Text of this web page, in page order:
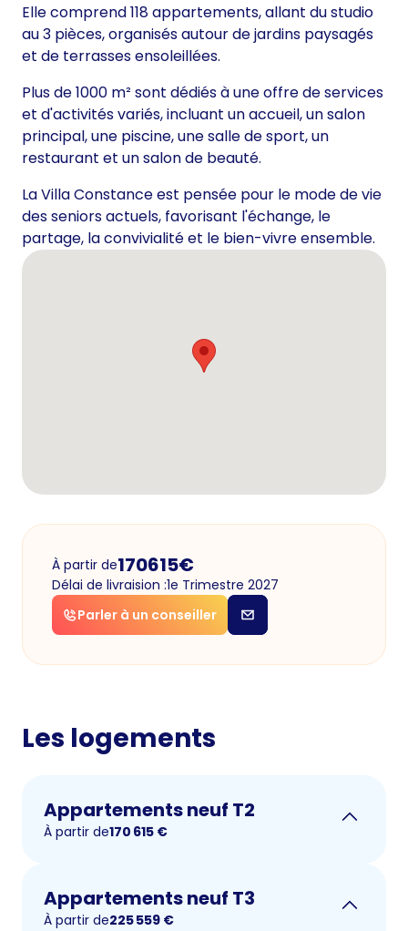
Elle comprend 118 appartements, allant du studio
au 3 pièces, organisés autour de jardins paysagés
et de terrasses ensoleillées.
Plus de 1000 m² sont dédiés à une offre de services
et d'activités variés, incluant un accueil, un salon
principal, une piscine, une salle de sport, un
restaurant et un salon de beauté.
La Villa Constance est pensée pour le mode de vie
des seniors actuels, favorisant l'échange, le
partage, la convivialité et le bien-vivre ensemble.
À partir de170615€
Délai de livraision :1e Trimestre 2027
Parler à un conseiller
Les logements
Appartements neuf T2
À partir de170 615 €
Appartements neuf T3
À partir de225 559 €